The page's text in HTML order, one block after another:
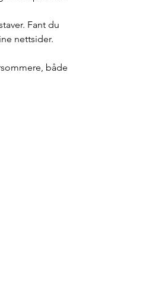
Fant du
nettsider.
både